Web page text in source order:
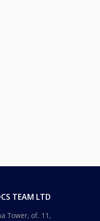
TEAM LTD
Tower, of. 11,